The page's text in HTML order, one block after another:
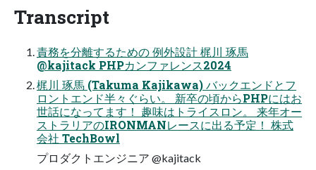
Transcript
責務を分離するための 例外設計 梶川 琢馬
@kajitack PHPカンファレンス2024
梶川 琢馬 (Takuma Kajikawa) バックエンドとフ
ロントエンド半々ぐらい。 新卒の頃からPHPにはお
世話になってます！ 趣味はトライスロン。 来年オー
ストラリアのIRONMANレースに出る予定！ 株式
会社 TechBowl
プロダクトエンジニア @kajitack